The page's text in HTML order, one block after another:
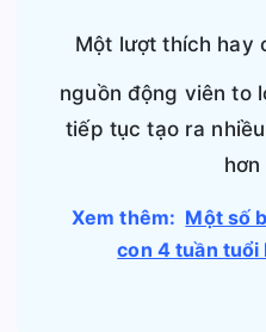
Một lượt thích hay
nguồn động viên to
tiếp tục tạo ra
hơn
Xem thêm: Một số
con 4 tuần tuổi